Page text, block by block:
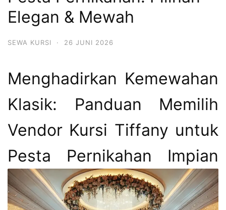
Elegan & Mewah
SEWA KURSI · 26 JUNI 2026
Menghadirkan Kemewahan
Klasik: Panduan Memilih
Vendor Kursi Tiffany untuk
Pesta Pernikahan Impian